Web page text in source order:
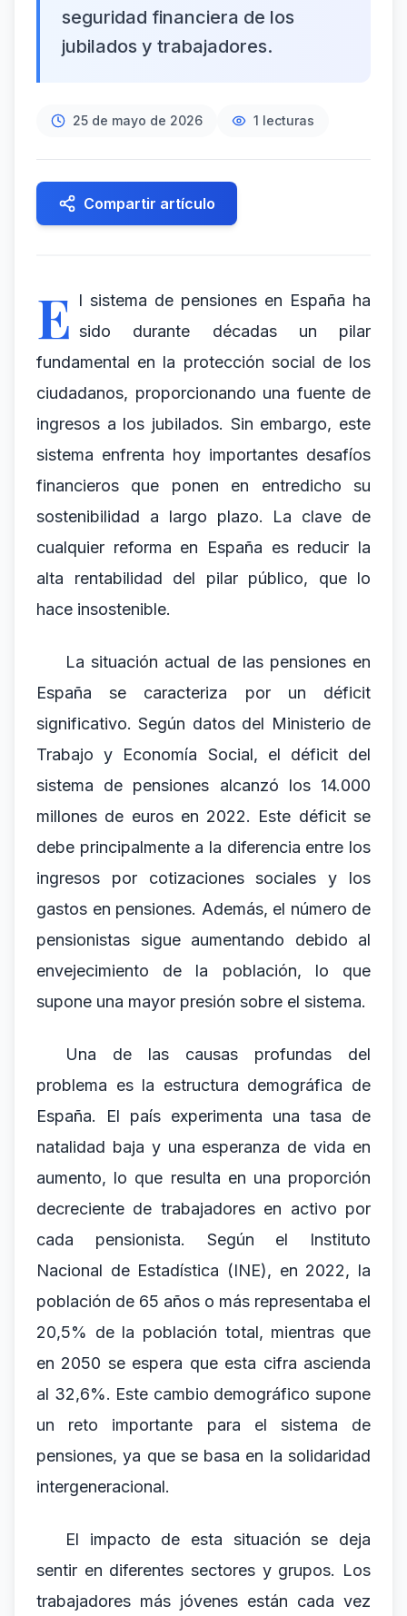
seguridad financiera de los
jubilados y trabajadores.
25 de mayo de 2026 1 lecturas
Compartir artículo
E l sistema de pensiones en España ha
sido durante décadas un pilar
fundamental en la protección social de los
ciudadanos, proporcionando una fuente de
ingresos a los jubilados. Sin embargo, este
sistema enfrenta hoy importantes desafíos
financieros que ponen en entredicho su
sostenibilidad a largo plazo. La clave de
cualquier reforma en España es reducir la
alta rentabilidad del pilar público, que lo
hace insostenible.
La situación actual de las pensiones en
España se caracteriza por un déficit
significativo. Según datos del Ministerio de
Trabajo y Economía Social, el déficit del
sistema de pensiones alcanzó los 14.000
millones de euros en 2022. Este déficit se
debe principalmente a la diferencia entre los
ingresos por cotizaciones sociales y los
gastos en pensiones. Además, el número de
pensionistas sigue aumentando debido al
envejecimiento de la población, lo que
supone una mayor presión sobre el sistema.
Una de las causas profundas del
problema es la estructura demográfica de
España. El país experimenta una tasa de
natalidad baja y una esperanza de vida en
aumento, lo que resulta en una proporción
decreciente de trabajadores en activo por
cada pensionista. Según el Instituto
Nacional de Estadística (INE), en 2022, la
población de 65 años o más representaba el
20,5% de la población total, mientras que
en 2050 se espera que esta cifra ascienda
al 32,6%. Este cambio demográfico supone
un reto importante para el sistema de
pensiones, ya que se basa en la solidaridad
intergeneracional.
El impacto de esta situación se deja
sentir en diferentes sectores y grupos. Los
trabajadores más jóvenes están cada vez